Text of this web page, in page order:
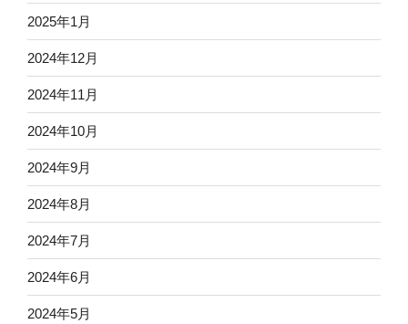
2025年1月
2024年12月
2024年11月
2024年10月
2024年9月
2024年8月
2024年7月
2024年6月
2024年5月